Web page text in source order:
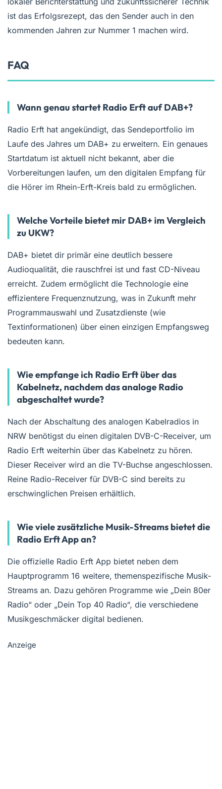
ist das Erfolgsrezept, das den Sender auch in den
kommenden Jahren zur Nummer 1 machen wird.
FAQ
Wann genau startet Radio Erft auf DAB+?
Radio Erft hat angekündigt, das Sendeportfolio im
Laufe des Jahres um DAB+ zu erweitern. Ein genaues
Startdatum ist aktuell nicht bekannt, aber die
Vorbereitungen laufen, um den digitalen Empfang für
die Hörer im Rhein-Erft-Kreis bald zu ermöglichen.
Welche Vorteile bietet mir DAB+ im Vergleich
zu UKW?
DAB+ bietet dir primär eine deutlich bessere
Audioqualität, die rauschfrei ist und fast CD-Niveau
erreicht. Zudem ermöglicht die Technologie eine
effizientere Frequenznutzung, was in Zukunft mehr
Programmauswahl und Zusatzdienste (wie
Textinformationen) über einen einzigen Empfangsweg
bedeuten kann.
Wie empfange ich Radio Erft über das
Kabelnetz, nachdem das analoge Radio
abgeschaltet wurde?
Nach der Abschaltung des analogen Kabelradios in
NRW benötigst du einen digitalen DVB-C-Receiver, um
Radio Erft weiterhin über das Kabelnetz zu hören.
Dieser Receiver wird an die TV-Buchse angeschlossen.
Reine Radio-Receiver für DVB-C sind bereits zu
erschwinglichen Preisen erhältlich.
Wie viele zusätzliche Musik-Streams bietet die
Radio Erft App an?
Die offizielle Radio Erft App bietet neben dem
Hauptprogramm 16 weitere, themenspezifische Musik-
Streams an. Dazu gehören Programme wie „Dein 80er
Radio“ oder „Dein Top 40 Radio“, die verschiedene
Musikgeschmäcker digital bedienen.
Anzeige